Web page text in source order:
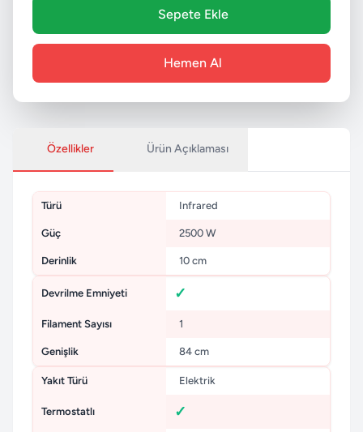
Sepete Ekle
Hemen Al
Özellikler Ürün Açıklaması
Türü Infrared
Güç 2500 W
Derinlik 10 cm
Devrilme Emniyeti
Filament Sayısı 1
Genişlik 84 cm
Yakıt Türü Elektrik
Termostatlı